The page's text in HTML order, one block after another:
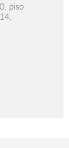
piso